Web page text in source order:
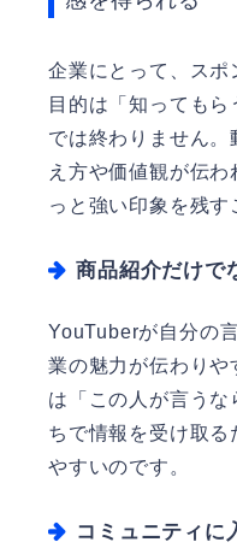
企業にとって、ス
目的は「知っても
では終わりません
え方や価値観が伝
っと強い印象を残す
商品紹介だけで
YouTuberが自分の
業の魅力が伝わりや
は「この人が言う
ちで情報を受け取る
やすいのです。
コミュニティに